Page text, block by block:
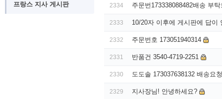
프랑스 지사 게시판 2334 주문번173338088482배송 부
2333 10/20자 이후에 게시판에 답이
2332 주문번호 173051940314
2331 반품건 3540-4719-2251
2330 도도솔 173037638132 배송요
2329 지사장님! 안녕하세요?